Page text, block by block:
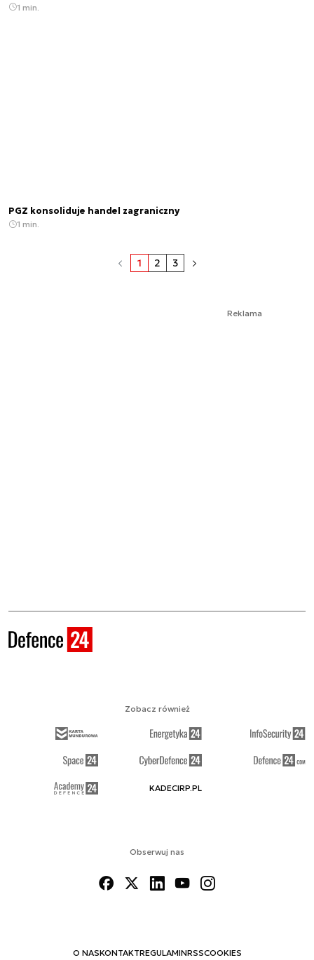
1 min.
PGZ konsoliduje handel zagraniczny
1 min.
1 2 3
Reklama
Obserwuj nas
O NASKONTAKTREGULAMINRSSCOOKIES
Zobacz również
KADECIRP.PL